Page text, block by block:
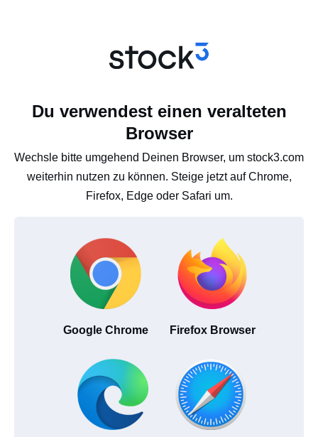
Du verwendest einen veralteten
Browser
Wechsle bitte umgehend Deinen Browser, um stock3.com
weiterhin nutzen zu können. Steige jetzt auf Chrome,
Firefox, Edge oder Safari um.
Google Chrome Firefox Browser